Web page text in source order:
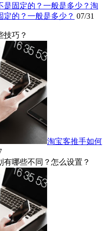
淘
的？一般是多少？ 07/31
技巧？
淘宝客推手如何
哪些不同？怎么设置？